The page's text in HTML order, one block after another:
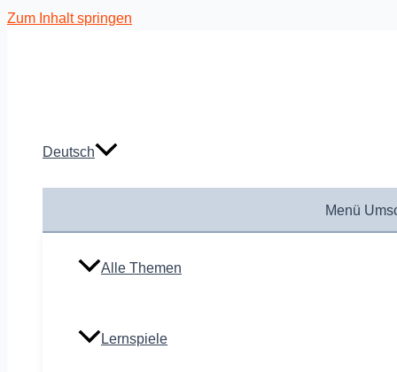
Zum Inhalt springen
Deutsch
Menü
Alle Themen
Lernspiele